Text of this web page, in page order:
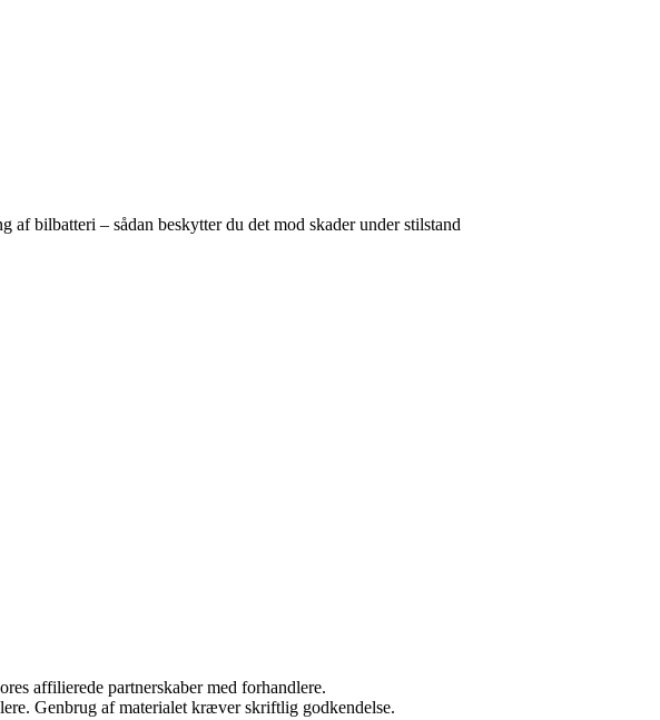
af bilbatteri – sådan beskytter du det mod skader under stilstand
affilierede partnerskaber med forhandlere.
Genbrug af materialet kræver skriftlig godkendelse.